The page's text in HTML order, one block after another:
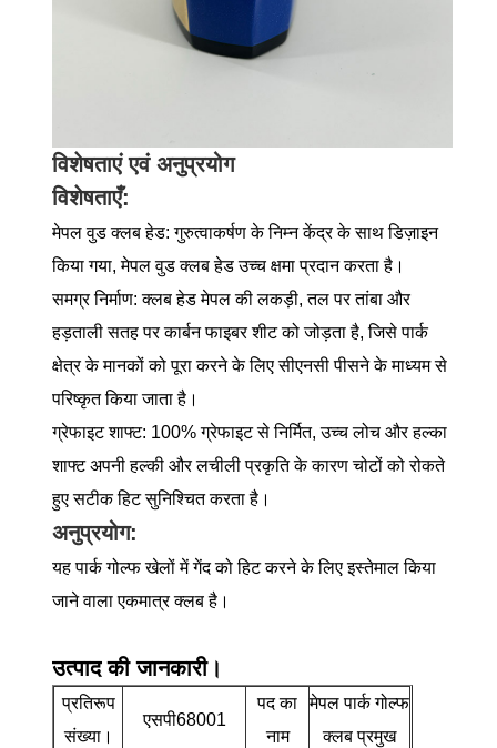
विशेषताएं एवं अनुप्रयोग
विशेषताएँ:
मेपल वुड क्लब हेड: गुरुत्वाकर्षण के निम्न केंद्र के साथ डिज़ाइन
किया गया, मेपल वुड क्लब हेड उच्च क्षमा प्रदान करता है।
समग्र निर्माण: क्लब हेड मेपल की लकड़ी, तल पर तांबा और
हड़ताली सतह पर कार्बन फाइबर शीट को जोड़ता है, जिसे पार्क
क्षेत्र के मानकों को पूरा करने के लिए सीएनसी पीसने के माध्यम से
परिष्कृत किया जाता है।
ग्रेफाइट शाफ्ट: 100% ग्रेफाइट से निर्मित, उच्च लोच और हल्का
शाफ्ट अपनी हल्की और लचीली प्रकृति के कारण चोटों को रोकते
हुए सटीक हिट सुनिश्चित करता है।
अनुप्रयोग:
यह पार्क गोल्फ खेलों में गेंद को हिट करने के लिए इस्तेमाल किया
जाने वाला एकमात्र क्लब है।
उत्पाद की जानकारी।
प्रतिरूप
संख्या।
एसपी68001
पद का
नाम
मेपल पार्क गोल्फ
क्लब प्रमुख